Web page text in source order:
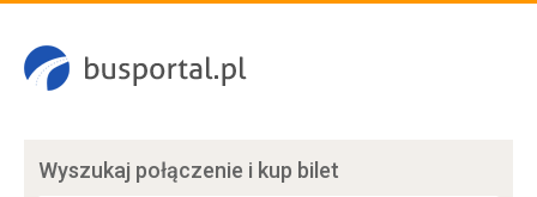
Wyszukaj połączenie i kup bilet